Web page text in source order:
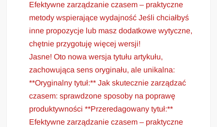
Efektywne zarządzanie czasem – praktyczne
metody wspierające wydajność Jeśli chciałbyś
inne propozycje lub masz dodatkowe wytyczne,
chętnie przygotuję więcej wersji!
Jasne! Oto nowa wersja tytułu artykułu,
zachowująca sens oryginału, ale unikalna:
**Oryginalny tytuł:** Jak skutecznie zarządzać
czasem: sprawdzone sposoby na poprawę
produktywności **Przeredagowany tytuł:**
Efektywne zarządzanie czasem – praktyczne